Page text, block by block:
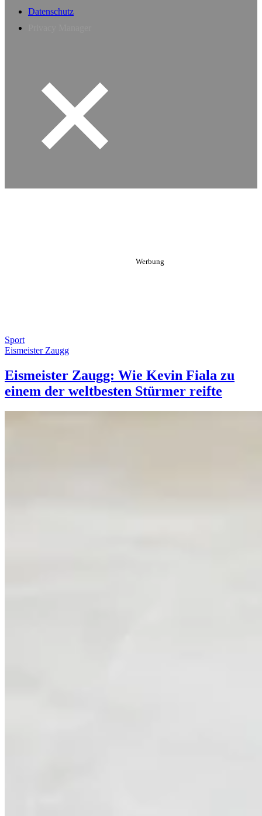
Datenschutz
Sport
Eismeister Zaugg
Eismeister Zaugg: Wie Kevin Fiala zu
einem der weltbesten Stürmer reifte